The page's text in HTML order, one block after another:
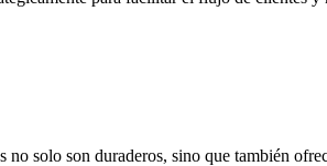
solo son duraderos, sino que también